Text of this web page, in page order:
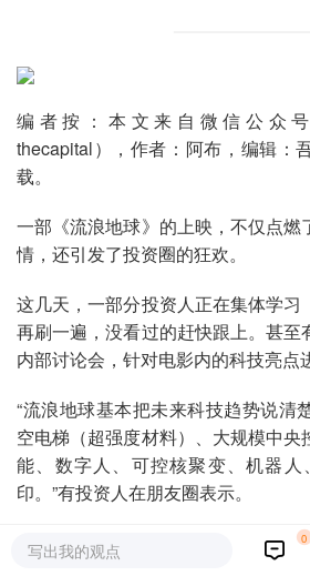
编者按：本文来自微信公众
thecapital），作者：阿布，编辑：
载。
一部《流浪地球》的上映，不仅点燃
情，还引发了投资圈的狂欢。
这几天，一部分投资人正在集体学习
再刷一遍，没看过的赶快跟上。甚至
内部讨论会，针对电影内的科技亮点
“流浪地球基本把未来科技趋势说清
空电梯（超强度材料）、大规模中央
能、数字人、可控核聚变、机器
印。”有投资人在朋友圈表示。
“电影应该改名叫《高考填报指南
写出我的观点
0